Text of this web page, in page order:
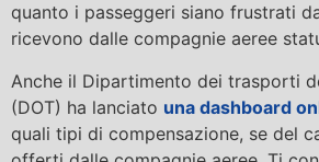
quanto i passeggeri siano frustrati
ricevono dalle compagnie aeree
Anche il Dipartimento dei trasporti
(DOT) ha lanciato una dashboard
quali tipi di compensazione, se del